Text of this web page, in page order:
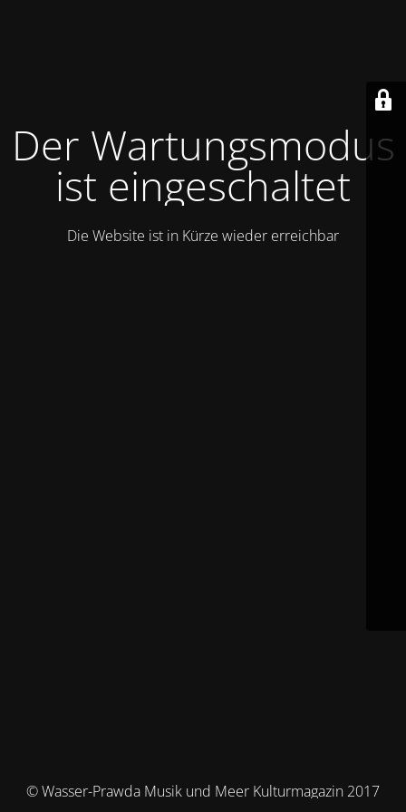
Der Wartungsmodus
ist eingeschaltet
Die Website ist in Kürze wieder erreichbar
© Wasser-Prawda Musik und Meer Kulturmagazin 2017